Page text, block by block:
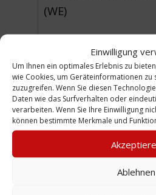
Einwilligung
Um Ihnen ein optimales Erlebnis zu
wie Cookies, um Geräteinformationen zu
zuzugreifen. Wenn Sie diesen
Daten wie das Surfverhalten oder
verarbeiten. Wenn Sie Ihre Einwilligung
können bestimmte Merkmale und
Ablehnen
(WE)
_________
[1] aus: Siedentopf,
der alten Firmen der
Hannover,
Walter Gerlach,